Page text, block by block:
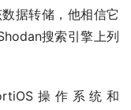
据转储，他相信它
搜索引擎上列
操作系统和